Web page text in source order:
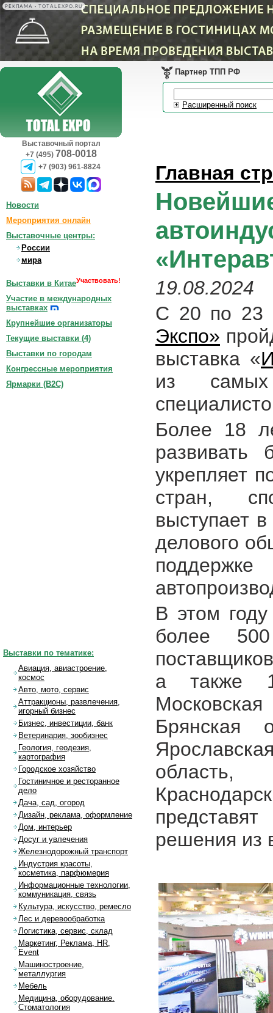
РЕКЛАМА • TOTALEXPO.RU
Выставочный портал
+7 (495) 708-0018
+7 (903) 961-8824
Партнер ТПП РФ
Расширенный поиск
Главная
19.08.2024
С 20 по 23
Экспо»
выставка «
из
Более 18
укрепляет
стран,
выступает
делового
В этом
более
а также
Брянская
решения из
Новости
Мероприятия онлайн
Выставочные центры:
России
мира
Выставки в КитаеУчаствовать!
Участие в международных
выставках
Крупнейшие организаторы
Текущие выставки (4)
Выставки по городам
Конгрессные мероприятия
Ярмарки (B2C)
Выставки по тематике:
Авиация, авиастроение,
космос
Авто, мото, сервис
Аттракционы, развлечения,
игорный бизнес
Бизнес, инвестиции, банк
Ветеринария, зообизнес
Геология, геодезия,
картография
Городское хозяйство
Гостиничное и ресторанное
дело
Дача, сад, огород
Дизайн, реклама, оформление
Дом, интерьер
Досуг и увлечения
Железнодорожный транспорт
Индустрия красоты,
косметика, парфюмерия
Информационные технологии,
коммуникация, связь
Культура, искусство, ремесло
Лес и деревообработка
Логистика, сервис, склад
Маркетинг, Реклама, HR,
Event
Машиностроение,
металлургия
Мебель
Медицина, оборудование.
Стоматология